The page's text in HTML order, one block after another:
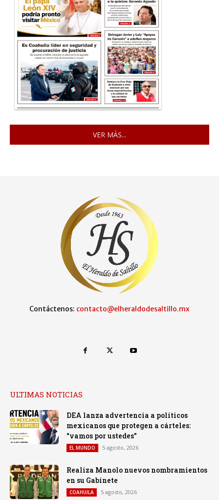
VER MÁS...
Contáctenos: contacto@elheraldodesaltillo.mx
ULTIMAS NOTICIAS
DEA lanza advertencia a políticos
mexicanos que protegen a cárteles:
“vamos por ustedes”
EL MUNDO 5 agosto, 2026
Realiza Manolo nuevos nombramientos
en su Gabinete
COAHUILA 5 agosto, 2026